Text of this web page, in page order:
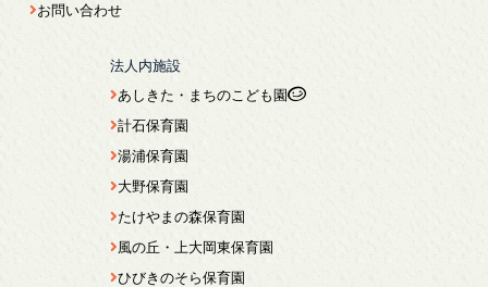
お問い合わせ
法人内施設
あしきた・まちのこども園
計石保育園
湯浦保育園
大野保育園
たけやまの森保育園
風の丘・上大岡東保育園
ひびきのそら保育園